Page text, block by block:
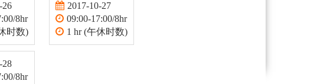
26
8hr
时数)
2017-10-27
09:00-17:00/8hr
1 hr (午休时数)
28
8hr